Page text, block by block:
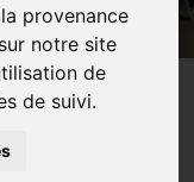
provenance
notre site
de
de suivi.